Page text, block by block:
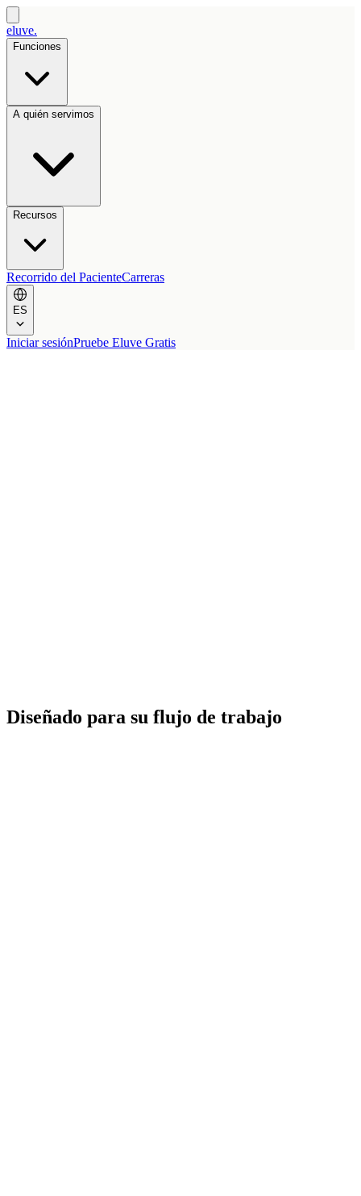
eluve.
Funciones
A quién servimos
Recursos
Recorrido del PacienteCarreras
ES
Iniciar sesiónPruebe Eluve Gratis
Diseñado para su flujo de trabajo